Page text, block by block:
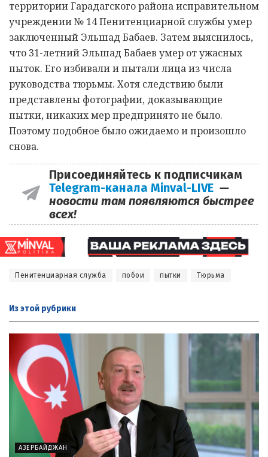
территории Гарадагского района исправительном
учреждении № 14 Пенитенциарной службы умер
заключенный Эльшад Бабаев. Затем выяснилось,
что 31-летний Эльшад Бабаев умер от ужасных
пыток. Его избивали и пытали лица из числа
руководства тюрьмы. Хотя следствию были
представлены фотографии, доказывающие
пытки, никаких мер предпринято не было.
Поэтому подобное было ожидаемо и произошло
снова.
Присоединяйтесь к подписчикам
Telegram-канала Minval-LIVE —
новости там появляются быстрее
всех!
Пенитенциарная служба побои пытки Тюрьма
Из этой рубрики
АЗЕРБАЙДЖАН